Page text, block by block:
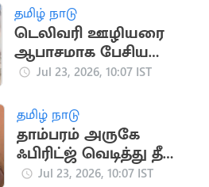
தமிழ் நாடு
டெலிவரி ஊழியரை
ஆபாசமாக பேசிய
பெண்.. மன்னிப்பு
Jul 23, 2026, 10:07 IST
தமிழ் நாடு
தாம்பரம் அருகே
ஃபிரிட்ஜ் வெடித்து தீ
விபத்து
Jul 23, 2026, 10:07 IST